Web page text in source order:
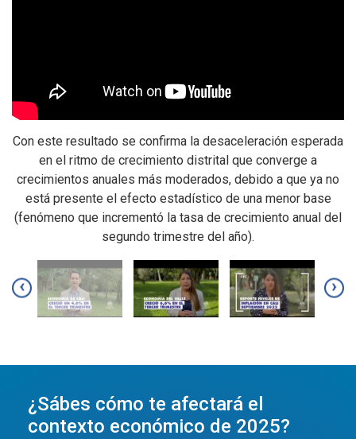
Con este resultado se confirma la desaceleración esperada
en el ritmo de crecimiento distrital que converge a
crecimientos anuales más moderados, debido a que ya no
está presente el efecto estadístico de una menor base
(fenómeno que incrementó la tasa de crecimiento anual del
segundo trimestre del año).
‹ ›
¿Sábes cómo te afectará el
contexto económico de 2025?